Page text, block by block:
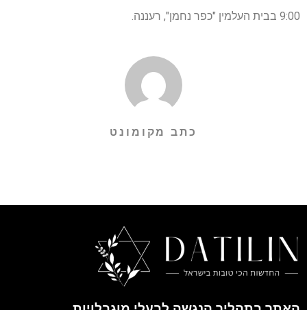
9:00 בבית העלמין "כפר נחמן", רעננה.
כתב מקומונט